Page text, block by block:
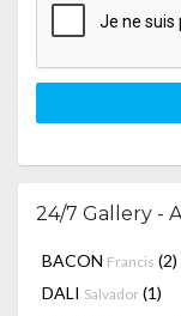
24/7 Gallery -
BACON Francis (2)
DALI Salvador (1)